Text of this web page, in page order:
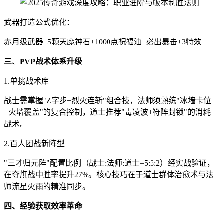
武器打造公式优化：
赤月级武器+5颗天魔神石+1000点祝福油=必出暴击+3特效
三、PVP战术体系升级
1.单挑战术库
战士需掌握"Z字步+烈火连斩"组合技，法师须熟练"冰墙卡位
+火墙覆盖"的复合控制，道士推荐"毒凌波+符阵封锁"的消耗
战术。
2.百人团战新阵型
"三才归元阵"配置比例（战士:法师:道士=5:3:2）经实战验证，
在夺旗战中胜率提升27%。核心技巧在于道士群体治愈术与法
师流星火雨的精准同步。
四、经验获取效率革命